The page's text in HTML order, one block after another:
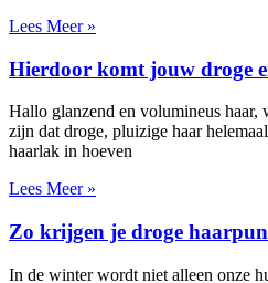
Lees Meer »
Hierdoor komt jouw droge
Hallo glanzend en volumineus haar,
zijn dat droge, pluizige haar
haarlak in hoeven
Lees Meer »
Zo krijgen je droge
In de winter wordt niet alleen onze